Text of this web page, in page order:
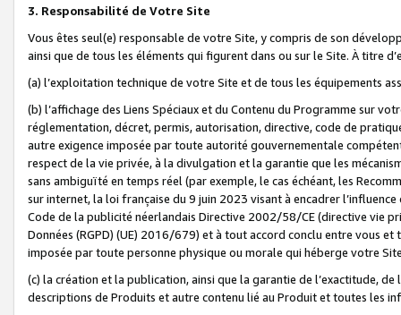
3. Responsabilité de Votre Site
Vous êtes seul(e) responsable de votre Site, y compris de son
ainsi que de tous les éléments qui figurent dans ou sur le Site. À titre
(a) l’exploitation technique de votre Site et de tous les équipements
(b) l’affichage des Liens Spéciaux et du Contenu du Programme sur
réglementation, décret, permis, autorisation, directive, code de
autre exigence imposée par toute autorité gouvernementale
respect de la vie privée, à la divulgation et la garantie que les
sans ambiguïté en temps réel (par exemple, le cas échéant, les
sur internet, la loi française du 9 juin 2023 visant à encadrer
Code de la publicité néerlandais Directive 2002/58/CE (directive vie
Données (RGPD) (UE) 2016/679) et à tout accord conclu entre vous
imposée par toute personne physique ou morale qui héberge votre
(c) la création et la publication, ainsi que la garantie de l’exactitude,
descriptions de Produits et autre contenu lié au Produit et toutes les